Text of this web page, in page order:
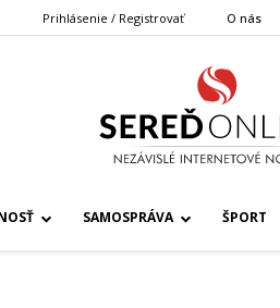
Prihlásenie / Registrovať O nás
SAMOSPRÁVA ŠPORT